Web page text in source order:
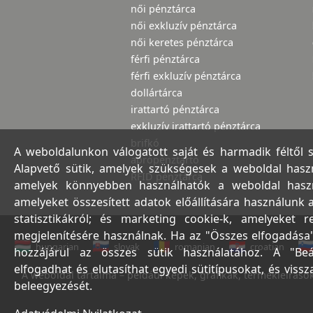
női pénztárca
női exkluzív pénztárca
női keretes pénztárca
férfi pénztárca
férfi exkluzív pénztárca
dollártárca
irattartó pénztárca
exkluzív irattartó pénztárca
brifkó
aprópénztartó
RFID pénztárca
hungarian slovak romanian croatian
A weboldal tartalma – például képek, grafikák,
A weboldalunkon válogatott saját és harmadik féltől
Alapvető sütik, amelyek szükségesek a weboldal
amelyek könnyebben használhatók a weboldal
amelyeket összesített adatok előállítására használunk
statisztikákról; és marketing cookie-k, amelyeket
megjelenítésére használnak. Ha az "Összes
hozzájárul az összes sütik használatához. A
elfogadhat és elutasíthat egyedi sütitípusokat, és
beleegyezését.